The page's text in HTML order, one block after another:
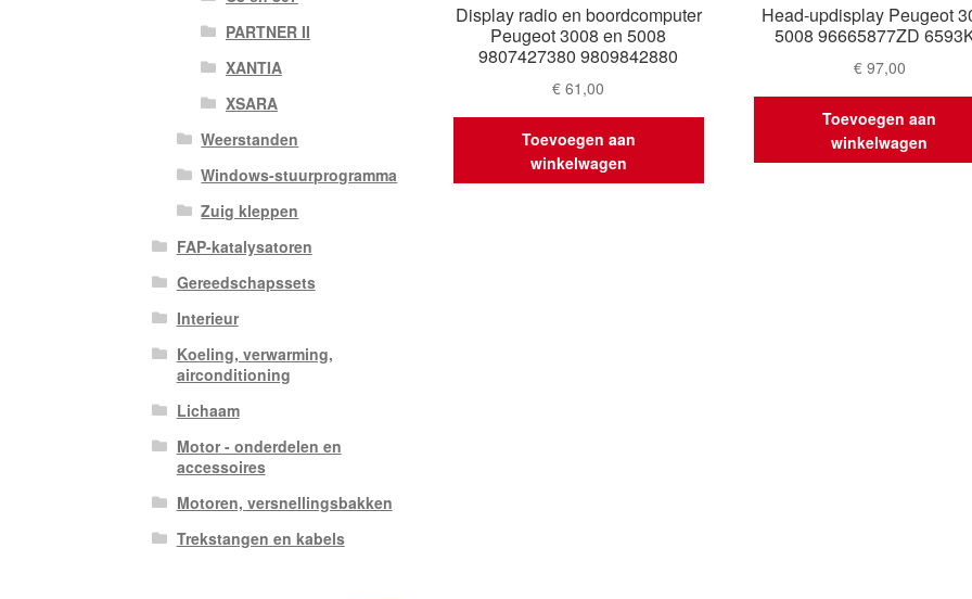
Display radio en boordcomputer
Peugeot 3008 en 5008
9807427380 9809842880
€ 61,00
Toevoegen aan
winkelwagen
Head-updisplay Peugeot
5008 96665877ZD
€97,00
Toevoegen aan
winkelwagen
PARTNER II
XANTIA
XSARA
Weerstanden
Windows-stuurprogramma
Zuig kleppen
FAP-katalysatoren
Gereedschapssets
Interieur
Koeling, verwarming,
airconditioning
Lichaam
Motor - onderdelen en
accessoires
Motoren, versnellingsbakken
Trekstangen en kabels